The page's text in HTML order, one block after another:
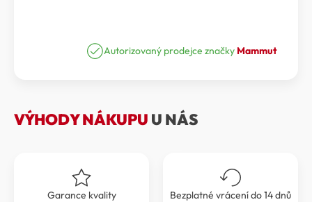
Autorizovaný prodejce značky Mammut
VÝHODY NÁKUPU U NÁS
Garance kvality
Bezplatné vrácení do 14 dnů